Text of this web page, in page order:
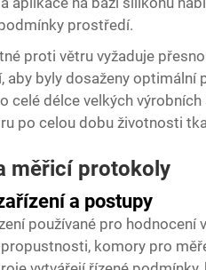
prostředí.
proti větru vyžaduje
aby byly dosaženy
celé délce velkých
po celou dobu životnosti
měřicí protokoly
a postupy
používané pro hodnocení
komory pro